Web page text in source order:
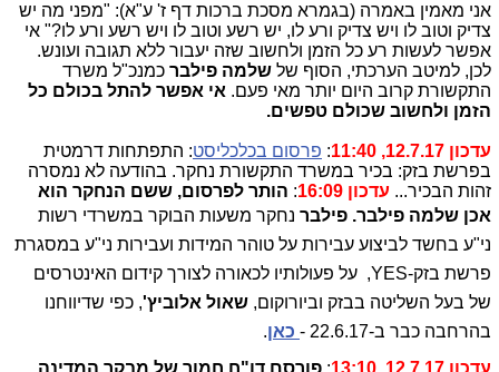
אני מאמין באמרה (בגמרא מסכת ברכות דף ז' ע"א): "מפני מה יש
צדיק וטוב לו ויש צדיק ורע לו, יש רשע וטוב לו ויש רשע ורע לו?" אי
אפשר לעשות רע כל הזמן ולחשוב שזה יעבור ללא תגובה ועונש.
לכן, למיטב הערכתי, הסוף של שלמה פילבר כמנכ"ל משרד
התקשורת קרוב היום יותר מאי פעם. אי אפשר להתל בכולם כל
הזמן ולחשוב שכולם טפשים.
עדכון 12.7.17, 11:40 : פרסום בכלכליסט: התפתחות דרמטית
בפרשת בזק: בכיר במשרד התקשורת נחקר. בהודעה לא נמסרה
זהות הבכיר... עדכון 16:09 : הותר לפרסום, ששם הנחקר הוא
אכן שלמה פילבר. פילבר נחקר משעות הבוקר במשרדי רשות
ני"ע בחשד לביצוע עבירות על טוהר המידות ועבירות ני"ע במסגרת
פרשת בזק-YES, על פעולותיו לכאורה
לצורך קידום האינטרסים
של בעל השליטה בבזק וביורוקום, שאול אלוביץ', כפי שדיווחנו
בהרחבה כבר ב-22.6.17 -
כאן.
עדכון 12.7.17, 13:10
: פורסם דו"ח חמור של מבקר המדינה